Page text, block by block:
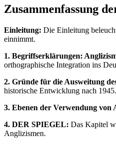
Zusammenfassung
Einleitung: Die Einleitung
einnimmt.
1. Begriffserklärungen:
orthographische Integration ins
2. Gründe für die Ausweitung
historische Entwicklung nach 1945.
3. Ebenen der Verwendung von
4. DER SPIEGEL: Das Kapitel
Anglizismen.